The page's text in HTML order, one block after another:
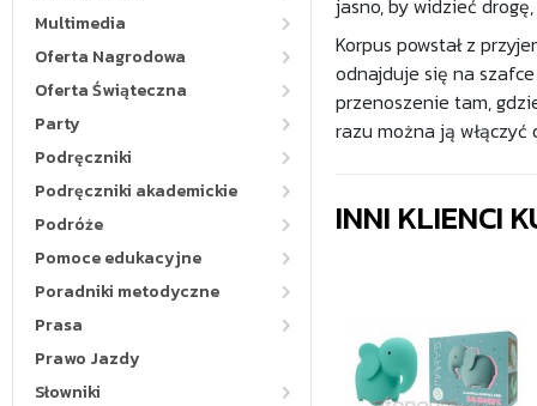
Multimedia
Oferta Nagrodowa
Oferta Świąteczna
Party
Podręczniki
Podręczniki akademickie
Podróże
Pomoce edukacyjne
Poradniki metodyczne
Prasa
Prawo Jazdy
Słowniki
jasno, by widzieć
Korpus powstał z
odnajduje się na
przenoszenie tam,
razu można ją
INNI KLIENCI